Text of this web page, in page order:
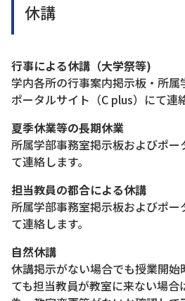
休講
行事による休講（大学祭等)
学内各所の行事案内掲示板・所
ポータルサイト（C plus）にて連
夏季休業等の長期休業
所属学部事務室掲示板およびポ
て連絡します。
担当教員の都合による休講
所属学部事務室掲示板およびポ
て連絡します。
自然休講
休講掲示がない場合でも授業開
ても担当教員が教室に来ない場合